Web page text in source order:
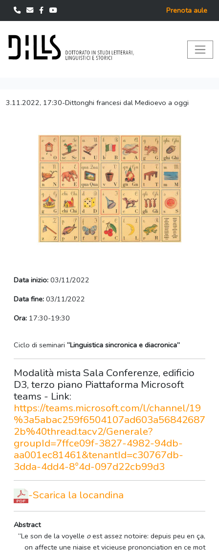
Prenota aule
3.11.2022, 17:30-Dittonghi francesi dal Medioevo a oggi
Data inizio: 03/11/2022
Data fine: 03/11/2022
Ora: 17:30-19:30
Ciclo di seminari “Linguistica sincronica e diacronica”
Modalità mista Sala Conferenze, edificio
D3, terzo piano Piattaforma Microsoft
teams - Link:
https://teams.microsoft.com/l/channel/19
%3a5abac259f6504107ad603a56842687
2b%40thread.tacv2/Generale?
groupId=7ffce09f-3827-4982-94db-
aa001ec81461&tenantId=c30767db-
3dda-4dd4-8°4d-097d22cb99d3
-Scarica la locandina
Abstract
“Le son de la voyelle oest assez notoire: depuis peu en ça,
on affecte une niaise et vicieuse prononciation en ce mot